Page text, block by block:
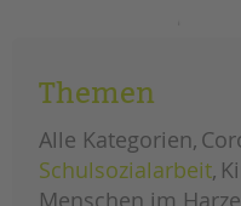
ist
da!
Themen
Alle Kategorien
Schulsozialarbeit
Menschen im